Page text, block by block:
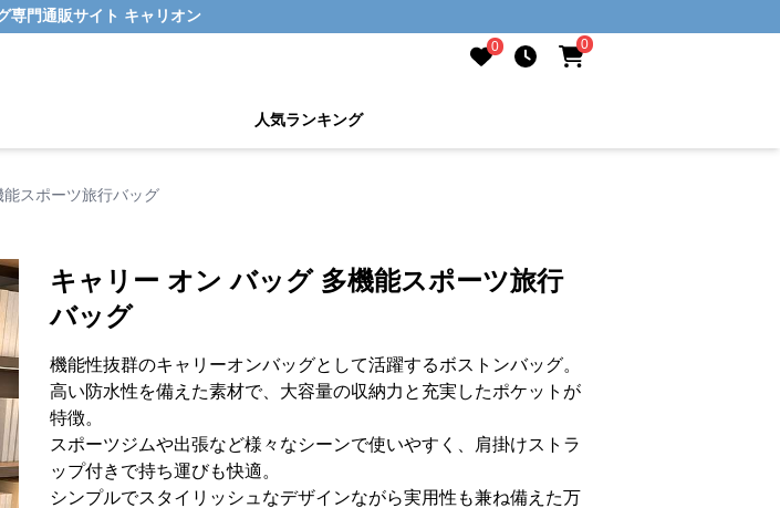
専門通販サイト キャリオン
0 0
人気ランキング
スポーツ旅行バッグ
キャリー オン バッグ 多機能スポーツ旅行
バッグ
機能性抜群のキャリーオンバッグとして活躍するボストンバッグ。
高い防水性を備えた素材で、大容量の収納力と充実したポケットが
特徴。
スポーツジムや出張など様々なシーンで使いやすく、肩掛けストラ
ップ付きで持ち運びも快適。
シンプルでスタイリッシュなデザインながら実用性も兼ね備えた万